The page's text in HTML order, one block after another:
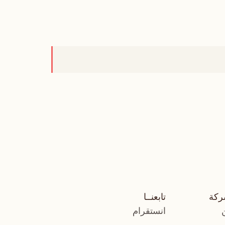
تابعنــا
انستقرام